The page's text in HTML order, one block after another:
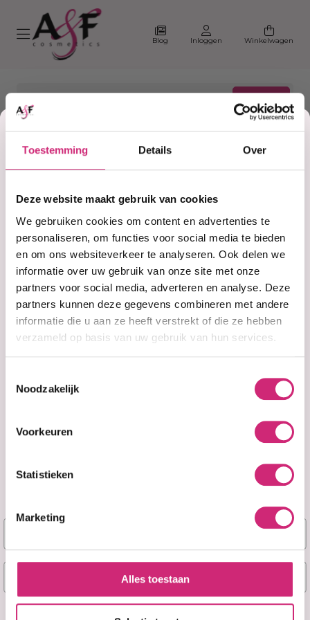
Toestemming Details Over
Deze website maakt gebruik van cookies
We gebruiken cookies om content en advertenties te
personaliseren, om functies voor social media te bieden
en om ons websiteverkeer te analyseren. Ook delen we
informatie over uw gebruik van onze site met onze
partners voor social media, adverteren en analyse. Deze
partners kunnen deze gegevens combineren met andere
informatie die u aan ze heeft verstrekt of die ze hebben
verzameld op basis van uw gebruik van hun services.
Noodzakelijk
Voorkeuren
Statistieken
Marketing
Alles toestaan
Blog Inloggen Winkelwagen
Home Satin Day & Night Cap
Producten getagd met
Satin Day & Night Cap
Filter Sorteer
Route in Google Maps
KVK: 27260426
Korting
op je
eerste
bestelling
Naam
E-mail